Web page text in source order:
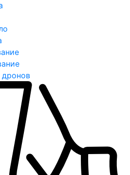
дронов